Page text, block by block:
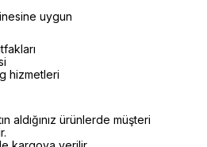
uygun
hizmetleri
aldığınız ürünlerde müşteri